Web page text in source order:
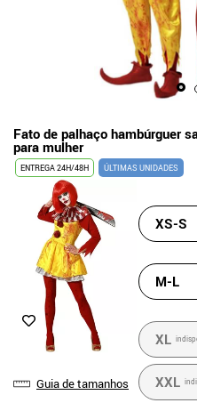
Fato de palhaço hambúrguer
para mulher
ENTREGA 24H/48H ÚLTIMAS UNIDADES
Guia de tamanhos
XS-S
M-L
XL
XXL